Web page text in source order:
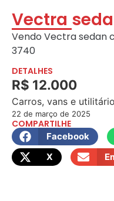
Vectra
Vendo Vectra sedan
3740
DETALHES
R$ 12.000
Carros, vans e
22 de março de 2025
COMPARTILHE
Facebook
X